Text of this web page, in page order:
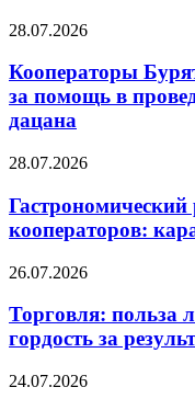
28.07.2026
Кооператоры
за помощь в
дацана
28.07.2026
Гастрономический
кооператоров:
26.07.2026
Торговля: польза
гордость за
24.07.2026